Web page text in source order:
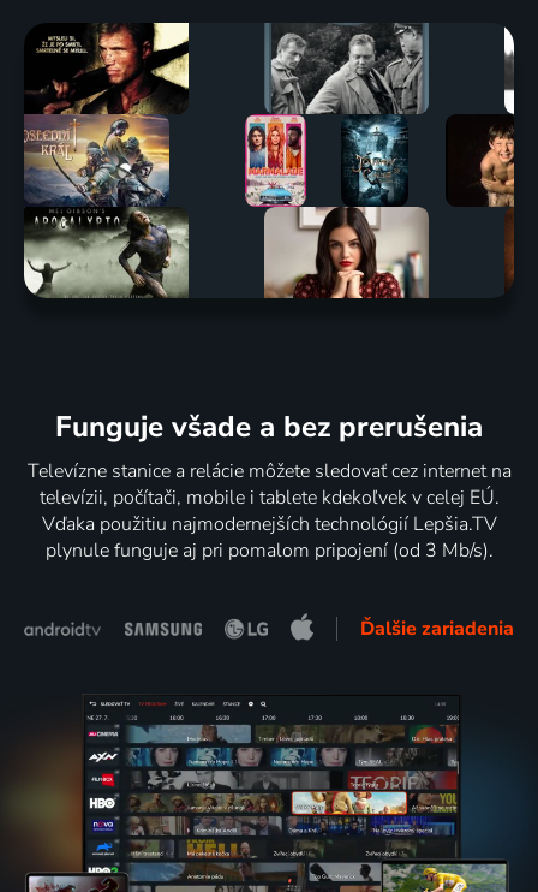
Funguje všade a bez prerušenia
Televízne stanice a relácie môžete sledovať cez internet na
televízii, počítači, mobile i tablete kdekoľvek v celej EÚ.
Vďaka použitiu najmodernejších technológií Lepšia.TV
plynule funguje aj pri pomalom pripojení (od 3 Mb/s).
Ďalšie zariadenia